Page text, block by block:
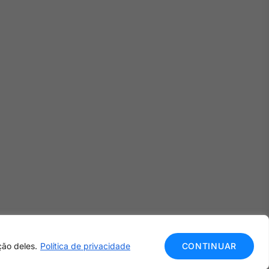
deles. Política de privacidade CONTINUAR